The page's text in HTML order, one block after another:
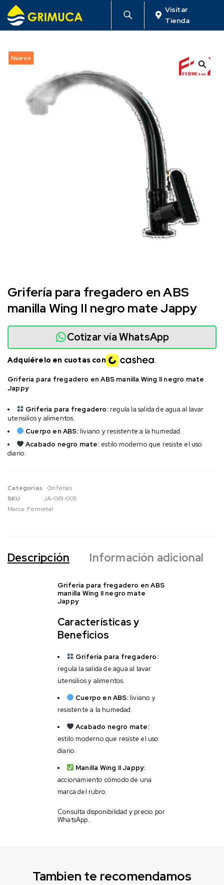
Visitar
Tienda
Nuevo
Grifería para fregadero en ABS
manilla Wing II negro mate Jappy
Grifería para fregadero en ABS manilla Wing II negro mate
Jappy
Grifería para fregadero:regula la salida de agua al lavar
utensilios y alimentos.
Cuerpo en ABS:liviano y resistente a la humedad.
Acabado negro mate:estilo moderno que resiste el uso
diario.
Cotizar vía WhatsApp
Adquiérelo en cuotas con
Categorias
Griferías
SKU
JA-GRI-005
Marca: Fermetal
Descripción Información adicional
Grifería para fregadero en ABS
manilla Wing II negro mate
Jappy
Características y
Beneficios
Grifería para fregadero:
regula la salida de agua al lavar
utensilios y alimentos.
Cuerpo en ABS:liviano y
resistente a la humedad.
Acabado negro mate:
estilo moderno que resiste el uso
diario.
Manilla Wing II Jappy:
accionamiento cómodo de una
marca del rubro.
Consulta disponibilidad y precio por
WhatsApp.
Tambien te recomendamos